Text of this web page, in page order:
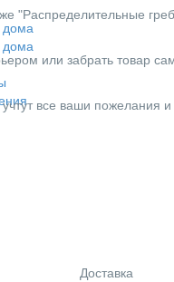
дома
дома
"Распределительные
или забрать товар
все ваши
Доставка